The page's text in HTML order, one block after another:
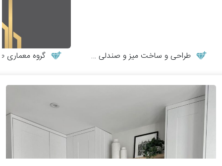
طراحی و ساخت میز و صندلی چوبی گروه معماری